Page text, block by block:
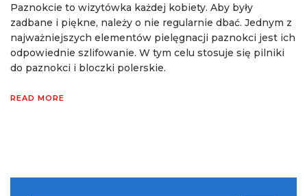
Paznokcie to wizytówka każdej kobiety. Aby były
zadbane i piękne, należy o nie regularnie dbać. Jednym z
najważniejszych elementów pielęgnacji paznokci jest ich
odpowiednie szlifowanie. W tym celu stosuje się pilniki
do paznokci i bloczki polerskie.
READ MORE